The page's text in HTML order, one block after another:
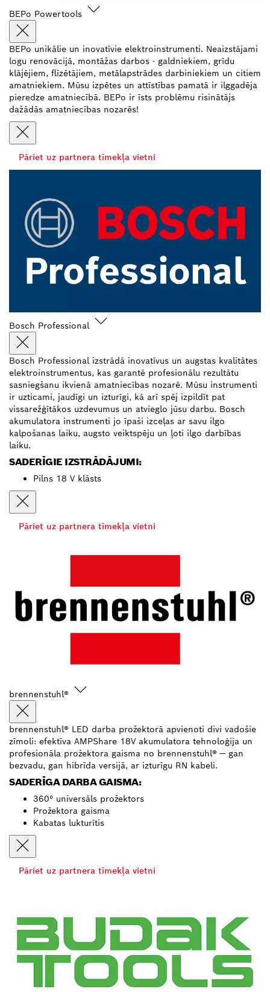
BEPo Powertools
BEPo unikālie un inovatīvie elektroinstrumenti. Neaizstājami
logu renovācijā, montāžas darbos - galdniekiem, grīdu
klājējiem, flīzētājiem, metālapstrādes darbiniekiem un citiem
amatniekiem. Mūsu izpētes un attīstības pamatā ir ilggadēja
pieredze amatniecībā. BEPo ir īsts problēmu risinātājs
dažādās amatniecības nozarēs!
Pāriet uz partnera tīmekļa vietni
Bosch Professional
Bosch Professional izstrādā inovatīvus un augstas kvalitātes
elektroinstrumentus, kas garantē profesionālu rezultātu
sasniegšanu ikvienā amatniecības nozarē. Mūsu instrumenti
ir uzticami, jaudīgi un izturīgi, kā arī spēj izpildīt pat
vissarežģītākos uzdevumus un atvieglo jūsu darbu. Bosch
akumulatora instrumenti jo īpaši izceļas ar savu ilgo
kalpošanas laiku, augsto veiktspēju un ļoti ilgo darbības
laiku.
SADERĪGIE IZSTRĀDĀJUMI:
Pilns 18 V klāsts
Pāriet uz partnera tīmekļa vietni
brennenstuhl®
brennenstuhl® LED darba prožektorā apvienoti divi vadošie
zīmoli: efektīva AMPShare 18V akumulatora tehnoloģija un
profesionāla prožektora gaisma no brennenstuhl® — gan
bezvadu, gan hibrīda versijā, ar izturīgu RN kabeli.
SADERĪGA DARBA GAISMA:
360° universāls prožektors
Prožektora gaisma
Kabatas lukturītis
Pāriet uz partnera tīmekļa vietni